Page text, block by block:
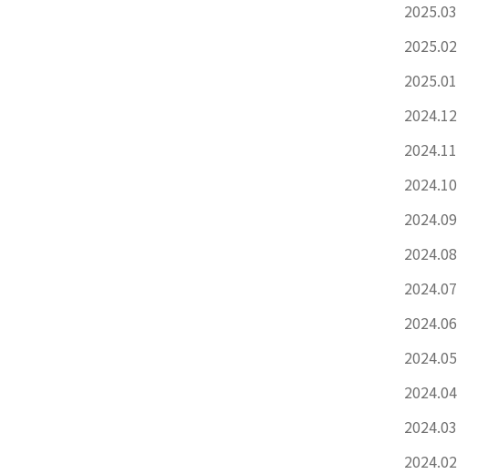
2025.03
2025.02
2025.01
2024.12
2024.11
2024.10
2024.09
2024.08
2024.07
2024.06
2024.05
2024.04
2024.03
2024.02